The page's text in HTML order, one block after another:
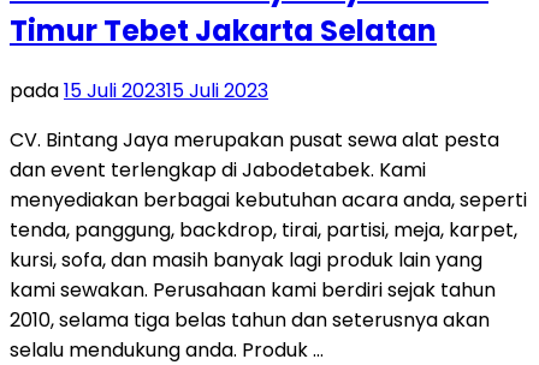
Timur Tebet Jakarta Selatan
pada15 Juli 202315 Juli 2023
CV. Bintang Jaya merupakan pusat sewa alat pesta
dan event terlengkap di Jabodetabek. Kami
menyediakan berbagai kebutuhan acara anda, seperti
tenda, panggung, backdrop, tirai, partisi, meja, karpet,
kursi, sofa, dan masih banyak lagi produk lain yang
kami sewakan. Perusahaan kami berdiri sejak tahun
2010, selama tiga belas tahun dan seterusnya akan
selalu mendukung anda. Produk …